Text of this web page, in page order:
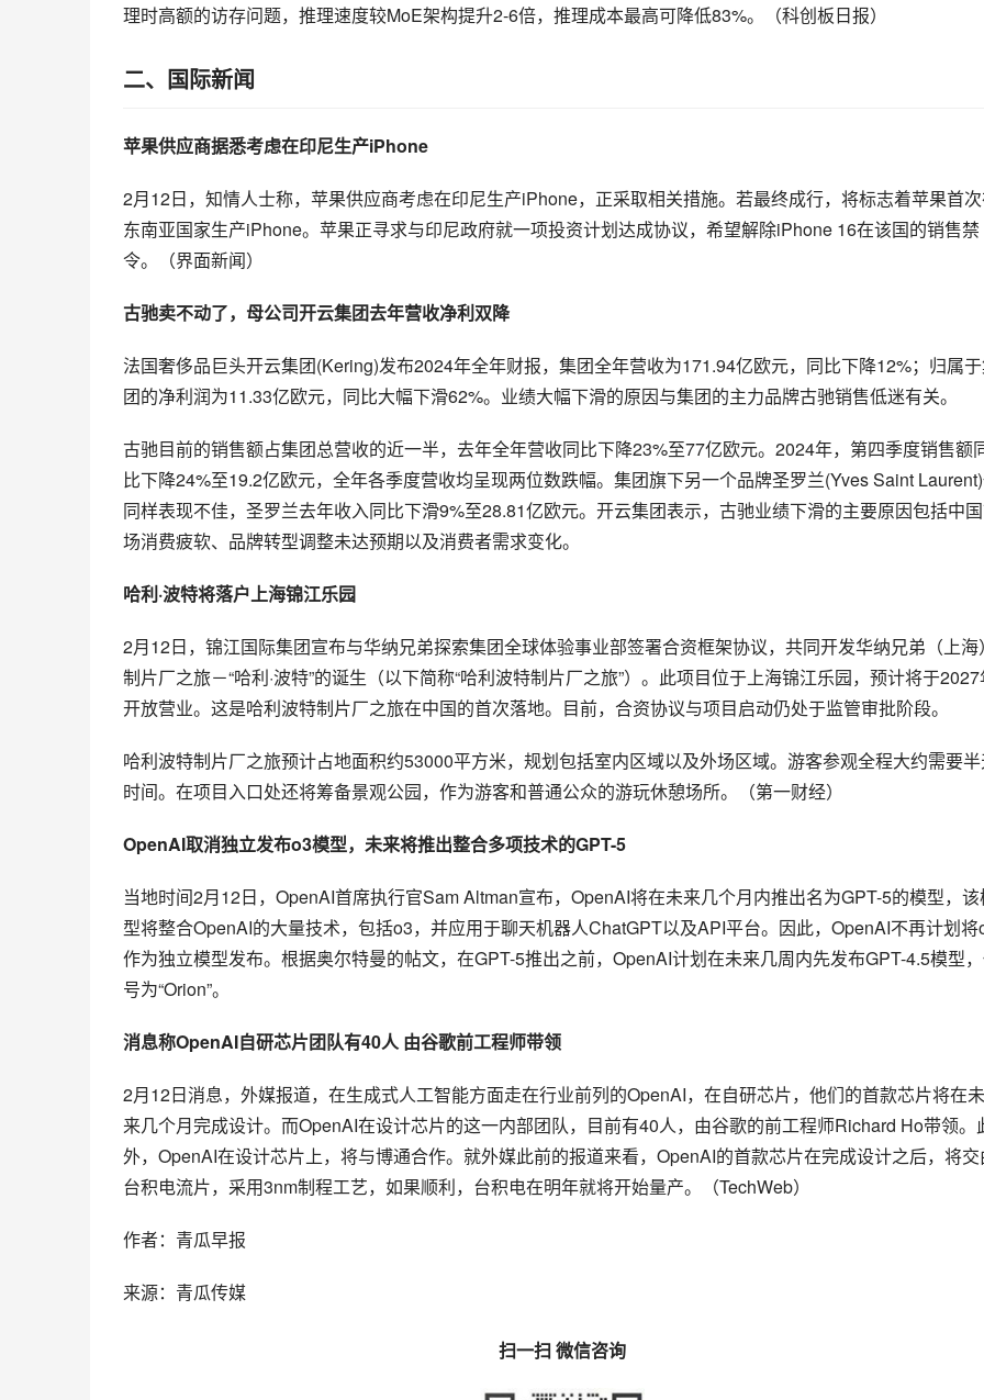
理时高额的访存问题，推理速度较MoE架构提升2-6倍，推理成本最高可降低83%。（科创板日报）
二、国际新闻
苹果供应商据悉考虑在印尼生产iPhone
2月12日，知情人士称，苹果供应商考虑在印尼生产iPhone，正采取相关措施。若最终成行，将标志着苹果首
东南亚国家生产iPhone。苹果正寻求与印尼政府就一项投资计划达成协议，希望解除iPhone 16在该国的销售禁
令。（界面新闻）
古驰卖不动了，母公司开云集团去年营收净利双降
法国奢侈品巨头开云集团(Kering)发布2024年全年财报，集团全年营收为171.94亿欧元，同比下降12%；归属
团的净利润为11.33亿欧元，同比大幅下滑62%。业绩大幅下滑的原因与集团的主力品牌古驰销售低迷有关。
古驰目前的销售额占集团总营收的近一半，去年全年营收同比下降23%至77亿欧元。2024年，第四季度销售额
比下降24%至19.2亿欧元，全年各季度营收均呈现两位数跌幅。集团旗下另一个品牌圣罗兰(Yves Saint
同样表现不佳，圣罗兰去年收入同比下滑9%至28.81亿欧元。开云集团表示，古驰业绩下滑的主要原因包括中
场消费疲软、品牌转型调整未达预期以及消费者需求变化。
哈利·波特将落户上海锦江乐园
2月12日，锦江国际集团宣布与华纳兄弟探索集团全球体验事业部签署合资框架协议，共同开发华纳兄弟（上海）
制片厂之旅－“哈利·波特”的诞生（以下简称“哈利波特制片厂之旅”）。此项目位于上海锦江乐园，预计将于
开放营业。这是哈利波特制片厂之旅在中国的首次落地。目前，合资协议与项目启动仍处于监管审批阶段。
哈利波特制片厂之旅预计占地面积约53000平方米，规划包括室内区域以及外场区域。游客参观全程大约需要
时间。在项目入口处还将筹备景观公园，作为游客和普通公众的游玩休憩场所。（第一财经）
OpenAI取消独立发布o3模型，未来将推出整合多项技术的GPT-5
当地时间2月12日，OpenAI首席执行官Sam Altman宣布，OpenAI将在未来几个月内推出名为GPT-5的模型，
型将整合OpenAI的大量技术，包括o3，并应用于聊天机器人ChatGPT以及API平台。因此，OpenAI不再计划将
作为独立模型发布。根据奥尔特曼的帖文，在GPT-5推出之前，OpenAI计划在未来几周内先发布GPT-4.5模型
号为“Orion”。
消息称OpenAI自研芯片团队有40人 由谷歌前工程师带领
2月12日消息，外媒报道，在生成式人工智能方面走在行业前列的OpenAI，在自研芯片，他们的首款芯片将在未
来几个月完成设计。而OpenAI在设计芯片的这一内部团队，目前有40人，由谷歌的前工程师Richard Ho带领。
外，OpenAI在设计芯片上，将与博通合作。就外媒此前的报道来看，OpenAI的首款芯片在完成设计之后，将交
台积电流片，采用3nm制程工艺，如果顺利，台积电在明年就将开始量产。（TechWeb）
作者：青瓜早报
来源：青瓜传媒
扫一扫 微信咨询